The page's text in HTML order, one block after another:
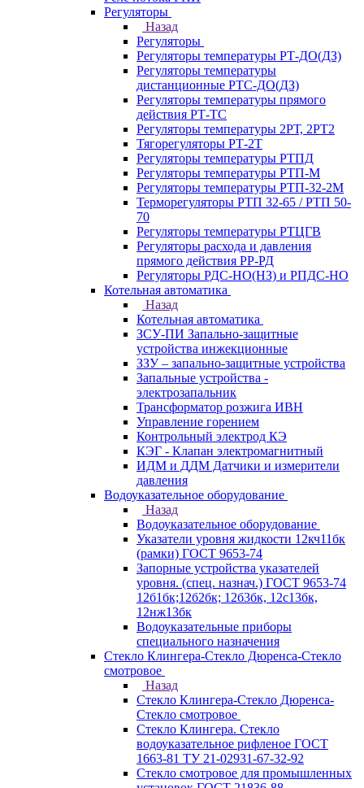
Регуляторы
Назад
Регуляторы
Регуляторы температуры РТ-ДО(ДЗ)
Регуляторы температуры
дистанционные РТС-ДО(ДЗ)
Регуляторы температуры прямого
действия РТ-ТС
Регуляторы температуры 2РТ, 2РT2
Тягорегуляторы РТ-2Т
Регуляторы температуры РТПД
Регуляторы температуры РТП-M
Регуляторы температуры РТП-32-2М
Терморегуляторы РТП 32-65 / РТП 50-
70
Регуляторы температуры РТЦГВ
Регуляторы расхода и давления
прямого действия РР-РД
Регуляторы РДС-НО(НЗ) и РПДС-НО
Котельная автоматика
Назад
Котельная автоматика
ЗСУ-ПИ Запально-защитные
устройства инжекционные
ЗЗУ – запально-защитные устройства
Запальные устройства -
электрозапальник
Трансформатор розжига ИВН
Управление горением
Контрольный электрод КЭ
КЭГ - Клапан электромагнитный
ИДМ и ДДМ Датчики и измерители
давления
Водоуказательное оборудование
Назад
Водоуказательное оборудование
Указатели уровня жидкости 12кч11бк
(рамки) ГОСТ 9653-74
Запорные устройства указателей
уровня. (спец. назнач.) ГОСТ 9653-74
12б1бк;12б2бк; 12б3бк, 12с13бк,
12нж13бк
Водоуказательные приборы
специального назначения
Стекло Клингера-Стекло Дюренса-Стекло
смотровое
Назад
Стекло Клингера-Стекло Дюренса-
Стекло смотровое
Стекло Клингера. Стекло
водоуказательное рифленое ГОСТ
1663-81 ТУ 21-02931-67-32-92
Стекло смотровое для промышленных